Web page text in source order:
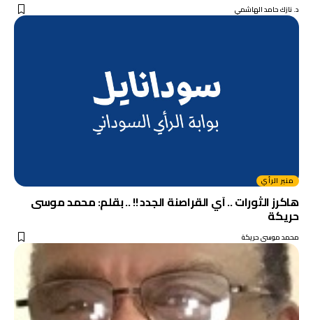
د. نازك حامد الهاشمي
منبر الرأي
هاكرز الثورات .. اَي القراصنة الجدد !! .. بقلم: محمد موسى
حريكة
محمد موسى حريكة